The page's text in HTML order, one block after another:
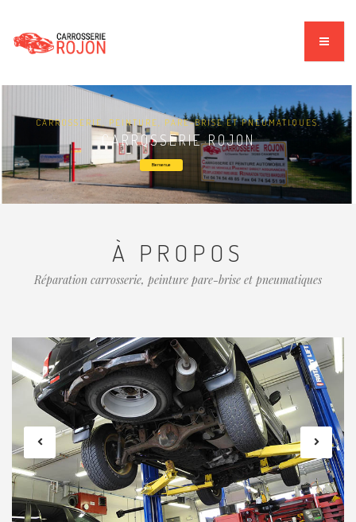
CARROSSERIE, PEINTURE, PARE-BRISE ET PNEUMATIQUES.
CARROSSERIE ROJON
Bienvenue
À PROPOS
Réparation carrosserie, peinture pare-brise et pneumatiques